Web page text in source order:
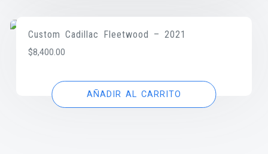
Custom Cadillac Fleetwood – 2021
$8,400.00
AÑADIR AL CARRITO